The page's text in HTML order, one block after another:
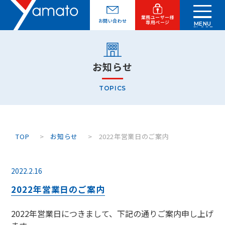
お問い合わせ
業務ユーザー様
専用ページ MENU
CLOSE
お知らせ
TOPICS
TOP お知らせ 2022年営業日のご案内
2022.2.16
2022年営業日のご案内
2022年営業日につきまして、下記の通りご案内申し上げ